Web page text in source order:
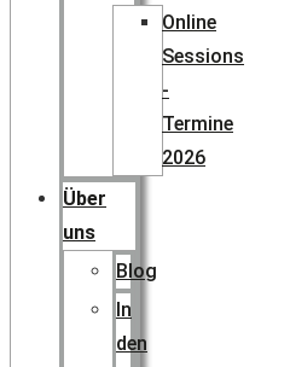
Online
Sessions
-
Termine
2026
Über
uns
Blog
In
den